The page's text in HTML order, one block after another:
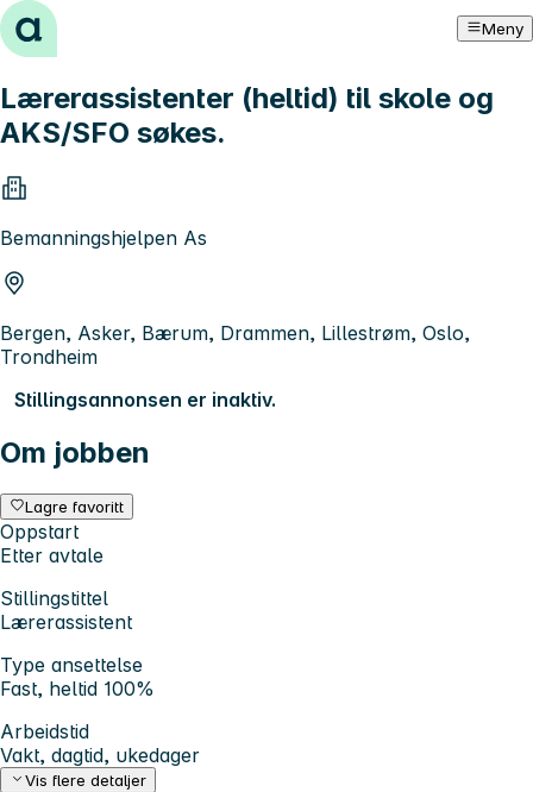
Hopp til innhold Meny
Lærerassistenter (heltid) til skole og
AKS/SFO søkes.
Bemanningshjelpen As
Bergen, Asker, Bærum, Drammen, Lillestrøm, Oslo,
Trondheim
Stillingsannonsen er inaktiv.
Om jobben
Lagre favoritt
Oppstart
Etter avtale
Stillingstittel
Lærerassistent
Type ansettelse
Fast, heltid 100%
Arbeidstid
Vakt, dagtid, ukedager
Vis flere detaljer